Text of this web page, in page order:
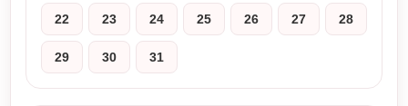
22 23 24 25 26 27 28
29 30 31